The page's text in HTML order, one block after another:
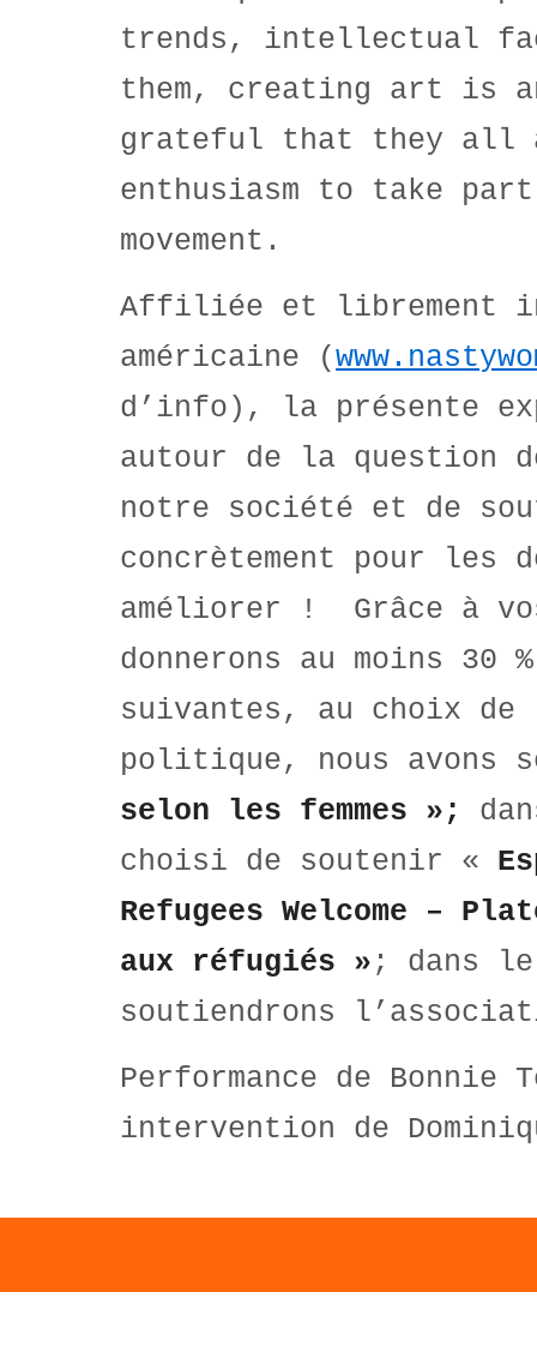
trends, intellectual
them, creating art is
grateful that they all
enthusiasm to take
movement.
Affiliée et librement
américaine (
d’info), la présente
autour de la question
notre société et de
concrètement pour les
améliorer ! Grâce à
donnerons au moins 30
suivantes, au choix de
politique, nous avons
selon les femmes »;
choisi de soutenir «
Refugees Welcome –
aux réfugiés » ; dans le
soutiendrons
Performance de
intervention de